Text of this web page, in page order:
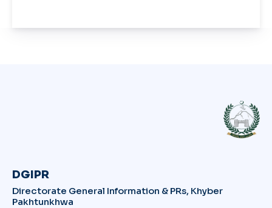
DGIPR
Directorate General Information & PRs, Khyber
Pakhtunkhwa